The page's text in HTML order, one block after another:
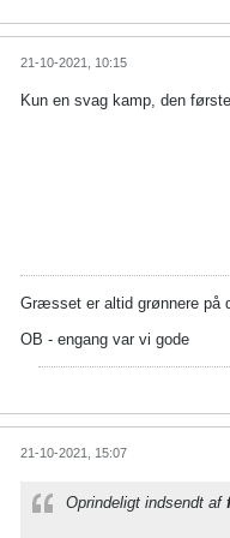
21-10-2021, 10:15
Kun en svag kamp, den
Græsset er altid grønnere på
OB - engang var vi gode
21-10-2021, 15:07
Oprindeligt indsendt af